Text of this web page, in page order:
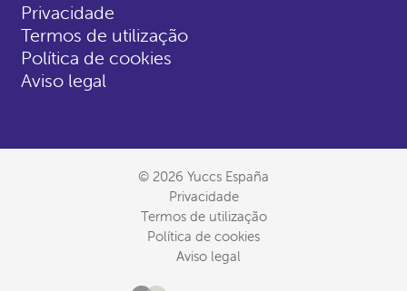
Privacidade
Termos de utilização
Política de cookies
Aviso legal
© 2026 Yuccs España
Privacidade
Termos de utilização
Política de cookies
Aviso legal